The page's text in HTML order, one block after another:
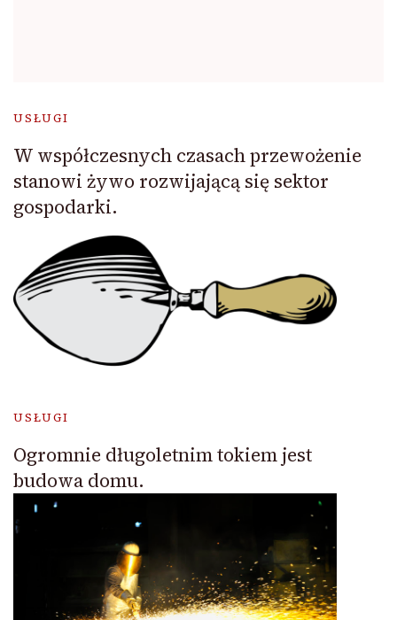
USŁUGI
W współczesnych czasach przewożenie
stanowi żywo rozwijającą się sektor
gospodarki.
USŁUGI
Ogromnie długoletnim tokiem jest
budowa domu.